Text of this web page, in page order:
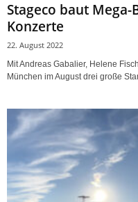
Stageco baut
Konzerte
22. August 2022
Mit Andreas Gabalier, Helene
München im August drei große